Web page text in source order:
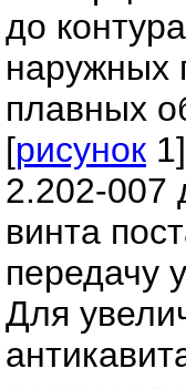
до
наружных
плавных
[рисунок
2.202-007
винта
передачу
Для